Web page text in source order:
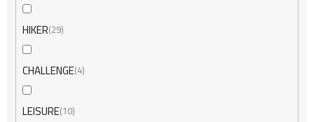
HIKER 29
CHALLENGE 4
LEISURE 10